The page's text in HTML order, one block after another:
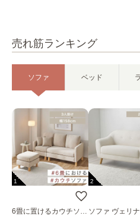
売れ筋ランキング
ソファ ベッド
1
6畳に置けるカウチソフ
2
ソファ ヴェリナ